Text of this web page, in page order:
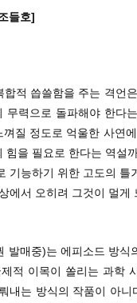
들호]
합적 씁쓸함을 주는 격언
력으로 돌파해야 한다
질 정도로 억울한 사연
을 필요로 한다는 역설
기능하기 위한 고도의 틀
에서 오히려 그것이 멀게
발매중)는 에피소드 방식
적 이목이 쏠리는 과학
내는 방식의 작품이 아